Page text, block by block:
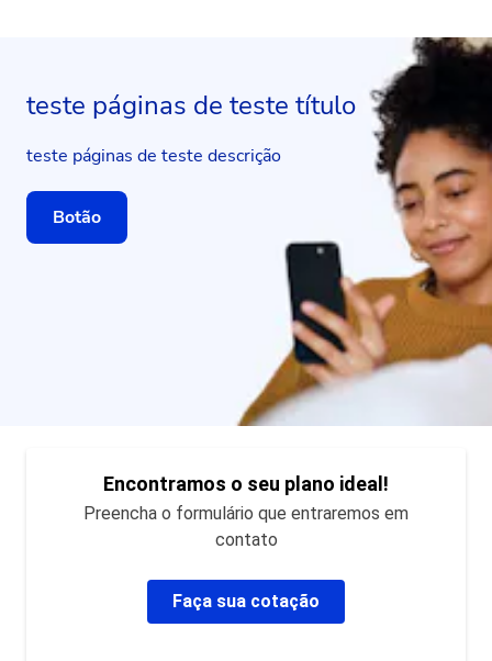
teste páginas de teste título
teste páginas de teste descrição
Botão
Encontramos o seu plano ideal!
Preencha o formulário que entraremos em
contato
Faça sua cotação